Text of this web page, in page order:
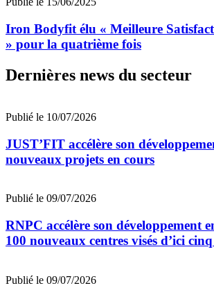
Iron Bodyfit élu « Meilleure
» pour la quatrième fois
Dernières news du secteur
Publié le 10/07/2026
JUST’FIT accélère son
nouveaux projets en cours
Publié le 09/07/2026
RNPC accélère son développement
100 nouveaux centres visés d’ici
Publié le 09/07/2026